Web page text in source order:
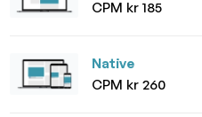
CPM kr 185
Native
CPM kr 260